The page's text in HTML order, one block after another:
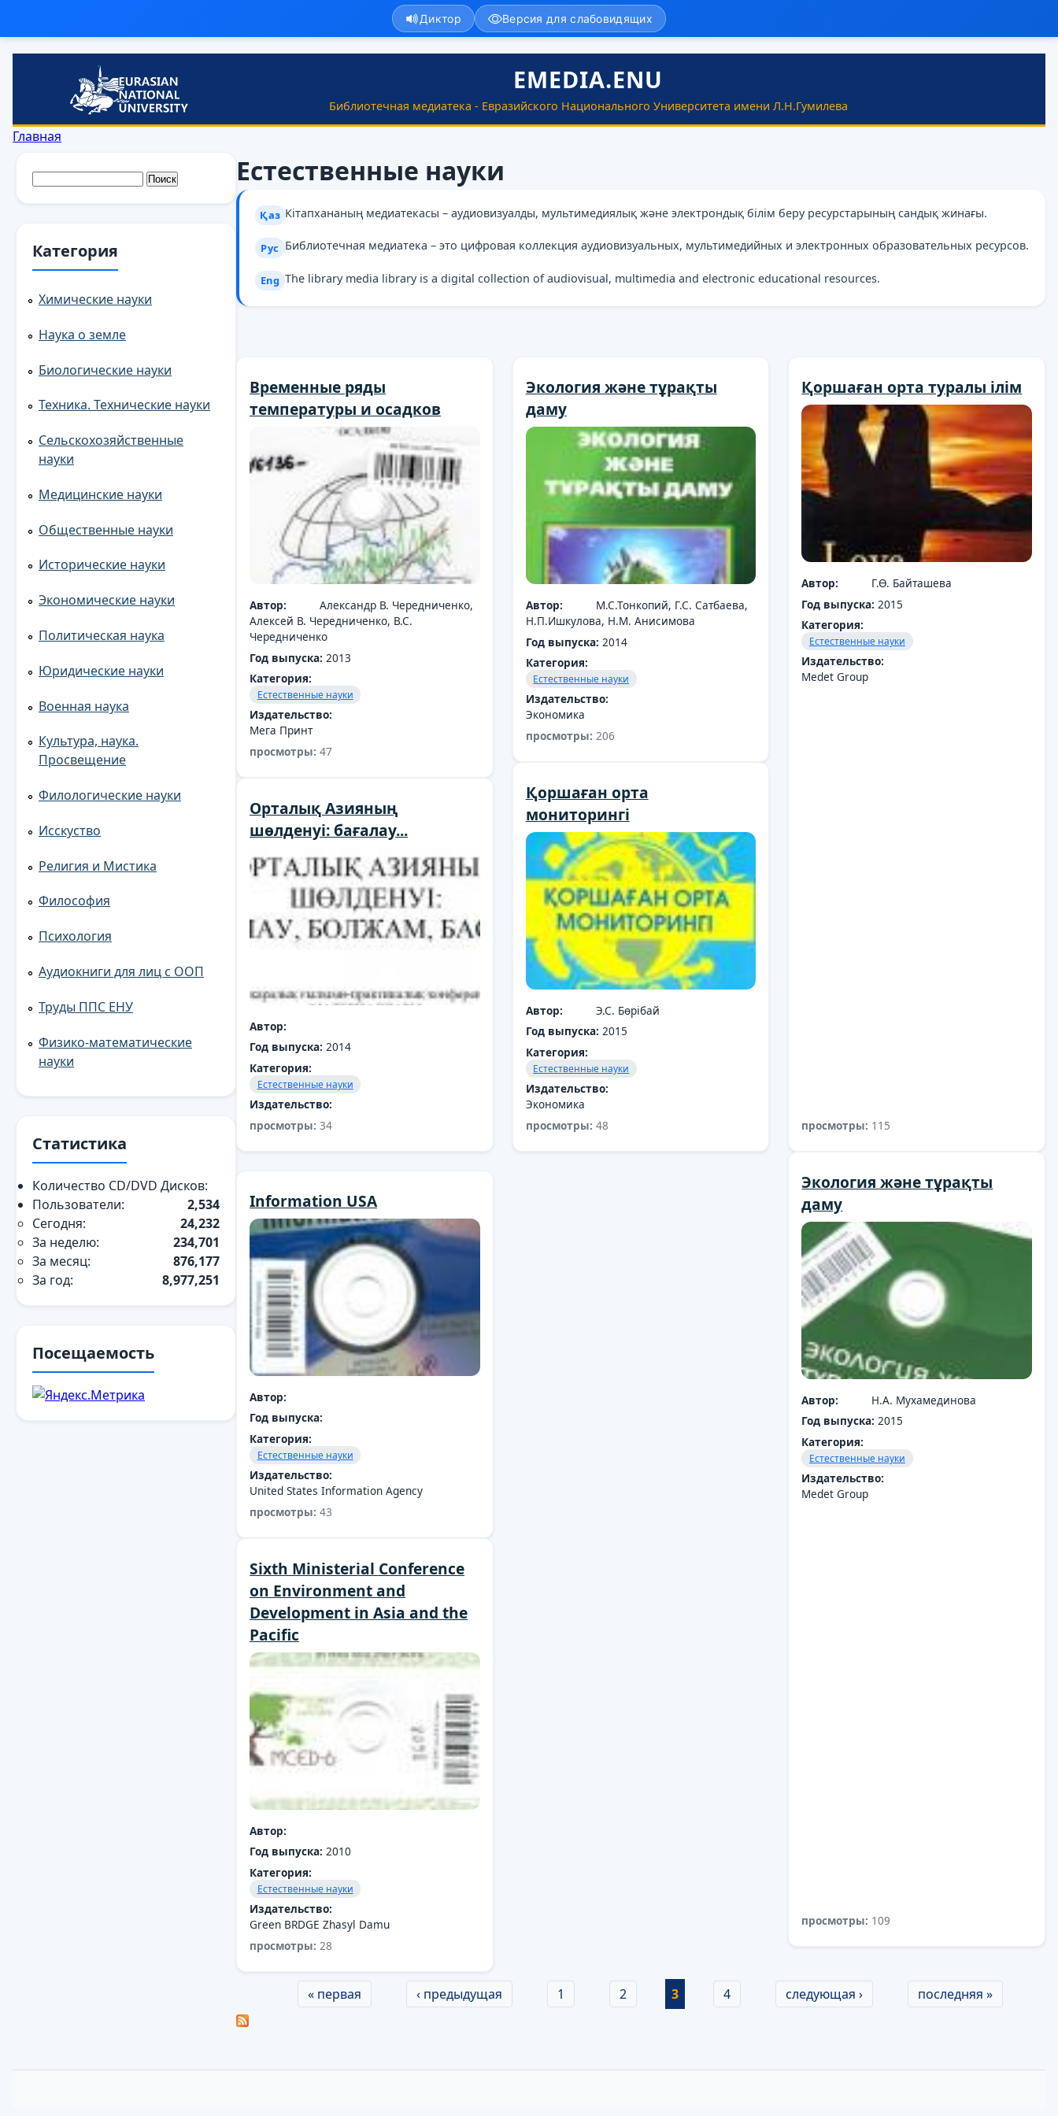
Перейти к основному содержанию
EMEDIA.ENU
Библиотечная медиатека - Евразийского Национального Университета имени Л.Н.Гумилева
Диктор Версия для слабовидящих
Вы здесь
Главная
Естественные науки
Қаз Кітапхананың медиатекасы – аудиовизуалды, мультимедиялық және электрондық білім беру ресурстарының сандық жинағы.
Рус Библиотечная медиатека – это цифровая коллекция аудиовизуальных, мультимедийных и электронных образовательных ресурсов.
Eng The library media library is a digital collection of audiovisual, multimedia and electronic educational resources.
Временные ряды
температуры и осадков
Автор:
Александр В. Чередниченко,
Алексей В. Чередниченко, В.С.
Чередниченко
Год выпуска: 2013
Категория:
Естественные науки
Издательство:
Мега Принт
просмотры: 47
Орталық Азияның
шөлденуі: бағалау...
Автор:
Год выпуска: 2014
Категория:
Естественные науки
Издательство:
просмотры: 34
Экология және тұрақты
даму
Автор:
М.С.Тонкопий, Г.С. Сатбаева,
Н.П.Ишкулова, Н.М. Анисимова
Год выпуска: 2014
Категория:
Естественные науки
Издательство:
Экономика
просмотры: 206
Қоршаған орта
мониторингі
Автор:
Э.С. Бөрібай
Год выпуска: 2015
Категория:
Естественные науки
Издательство:
Экономика
просмотры: 48
Қоршаған орта туралы ілім
Автор:
Г.Ө. Байташева
Год выпуска: 2015
Категория:
Естественные науки
Издательство:
Medet Group
просмотры: 115
Экология және тұрақты
даму
Автор:
Н.А. Мухамединова
Год выпуска: 2015
Категория:
Естественные науки
Издательство:
Medet Group
просмотры: 109
Information USA
Автор:
Год выпуска:
Категория:
Естественные науки
Издательство:
United States Information Agency
просмотры: 43
Sixth Ministerial Conference
on Environment and
Development in Asia and the
Pacific
Автор:
Год выпуска: 2010
Категория:
Естественные науки
Издательство:
Green BRDGE Zhasyl Damu
просмотры: 28
Страницы
« первая ‹ предыдущая 1 2 3 4 следующая › последняя »
Форма поиска
Поиск
Категория
Химические науки
Наука о земле
Биологические науки
Техника. Технические науки
Сельскохозяйственные
науки
Медицинские науки
Общественные науки
Исторические науки
Экономические науки
Политическая наука
Юридические науки
Военная наука
Культура, наука.
Просвещение
Филологические науки
Исскуство
Религия и Мистика
Философия
Психология
Аудиокниги для лиц с ООП
Труды ППС ЕНУ
Физико-математические
науки
Статистика
Количество CD/DVD Дисков:
2,534
Пользователи:
Сегодня:
24,232
За неделю:
234,701
За месяц:
876,177
За год:
8,977,251
Посещаемость